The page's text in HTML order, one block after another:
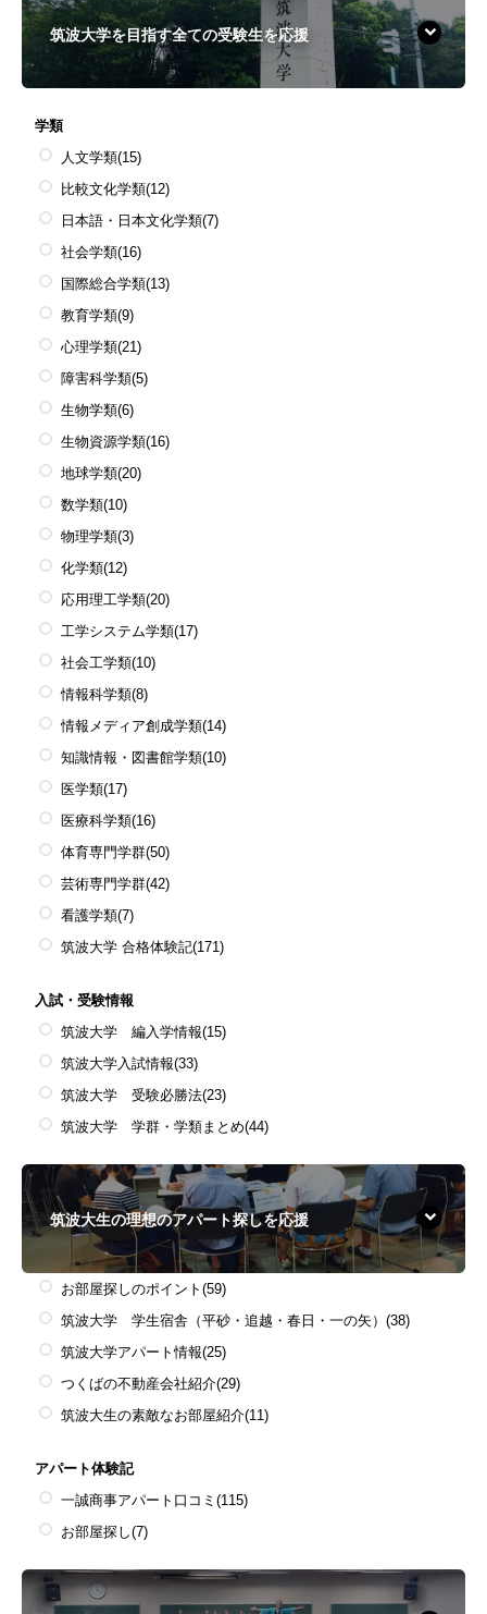
筑波大学を目指す全ての受験生を応援
学類
人文学類(15)
比較文化学類(12)
日本語・日本文化学類(7)
社会学類(16)
国際総合学類(13)
教育学類(9)
心理学類(21)
障害科学類(5)
生物学類(6)
生物資源学類(16)
地球学類(20)
数学類(10)
物理学類(3)
化学類(12)
応用理工学類(20)
工学システム学類(17)
社会工学類(10)
情報科学類(8)
情報メディア創成学類(14)
知識情報・図書館学類(10)
医学類(17)
医療科学類(16)
体育専門学群(50)
芸術専門学群(42)
看護学類(7)
筑波大学 合格体験記(171)
入試・受験情報
筑波大学 編入学情報(15)
筑波大学入試情報(33)
筑波大学 受験必勝法(23)
筑波大学 学群・学類まとめ(44)
筑波大生の理想のアパート探しを応援
お部屋探しのポイント (59)
筑波大学 学生宿舎（平砂・追越・春日・一の矢） (38)
筑波大学アパート情報(25)
つくばの不動産会社紹介(29)
筑波大生の素敵なお部屋紹介(11)
アパート体験記
一誠商事アパート口コミ (115)
お部屋探し(7)